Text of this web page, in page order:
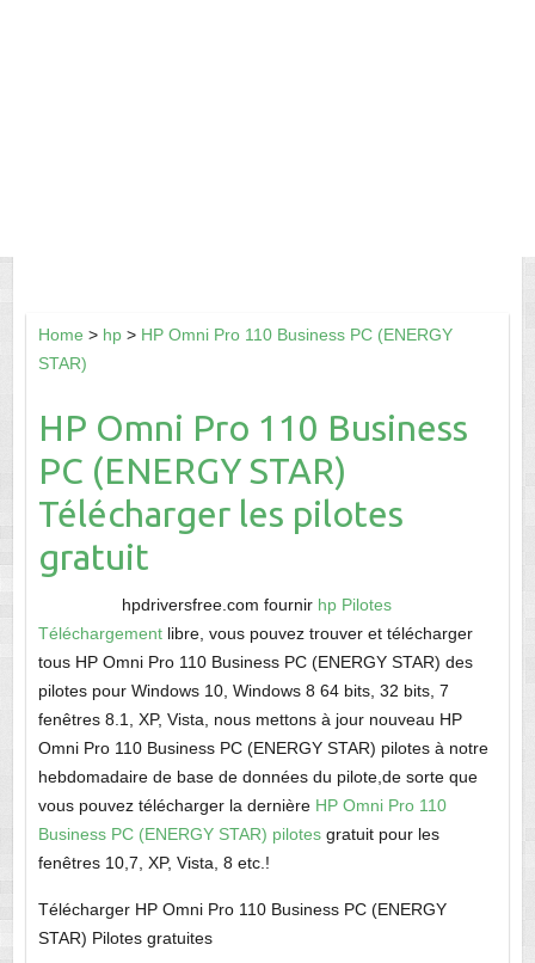
Home > hp> HP Omni Pro 110 Business PC (ENERGY
STAR)
HP Omni Pro 110 Business
PC (ENERGY STAR)
Télécharger les pilotes
gratuit
hpdriversfree.com fournir hp Pilotes
Téléchargementlibre, vous pouvez trouver et télécharger
tous HP Omni Pro 110 Business PC (ENERGY STAR) des
pilotes pour Windows 10, Windows 8 64 bits, 32 bits, 7
fenêtres 8.1, XP, Vista, nous mettons à jour nouveau HP
Omni Pro 110 Business PC (ENERGY STAR) pilotes à notre
hebdomadaire de base de données du pilote,de sorte que
vous pouvez télécharger la dernière HP Omni Pro 110
Business PC (ENERGY STAR) pilotesgratuit pour les
fenêtres 10,7, XP, Vista, 8 etc.!
Télécharger HP Omni Pro 110 Business PC (ENERGY
STAR) Pilotes gratuites